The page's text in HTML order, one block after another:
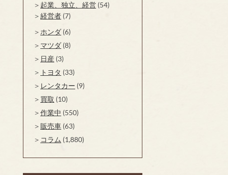
起業、独立、経営 (54)
経営者 (7)
ホンダ (6)
マツダ (8)
日産 (3)
トヨタ (33)
レンタカー (9)
買取 (10)
作業中 (550)
販売車 (63)
コラム (1,880)